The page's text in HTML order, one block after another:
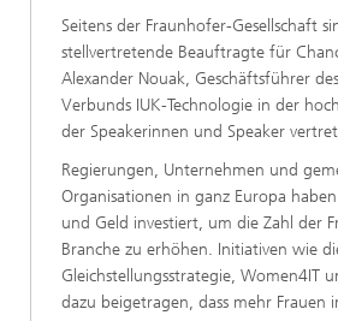
Seitens der Fraunhofer-Gesellschaft
stellvertretende Beauftragte für
Alexander Nouak, Geschäftsführer
Verbunds IUK-Technologie in der
der Speakerinnen und Speaker
Regierungen, Unternehmen und
Organisationen in ganz Europa
und Geld investiert, um die Zahl der
Branche zu erhöhen. Initiativen wie
Gleichstellungsstrategie, Women4IT
dazu beigetragen, dass mehr Frauen